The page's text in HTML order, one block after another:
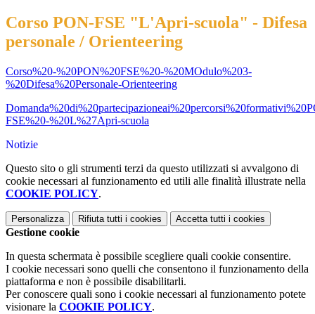
Corso PON-FSE "L'Apri-scuola" - Difesa
personale / Orienteering
Corso%20-%20PON%20FSE%20-%20MOdulo%203-
%20Difesa%20Personale-Orienteering
FSE%20-%20L%27Apri-scuola
Notizie
Questo sito o gli strumenti terzi da questo utilizzati si avvalgono di
cookie necessari al funzionamento ed utili alle finalità illustrate nella
COOKIE POLICY.
Personalizza Rifiuta tutti i cookies Accetta tutti i cookies
Gestione cookie
In questa schermata è possibile scegliere quali cookie consentire.
I cookie necessari sono quelli che consentono il funzionamento della
piattaforma e non è possibile disabilitarli.
Per conoscere quali sono i cookie necessari al funzionamento potete
visionare la COOKIE POLICY.